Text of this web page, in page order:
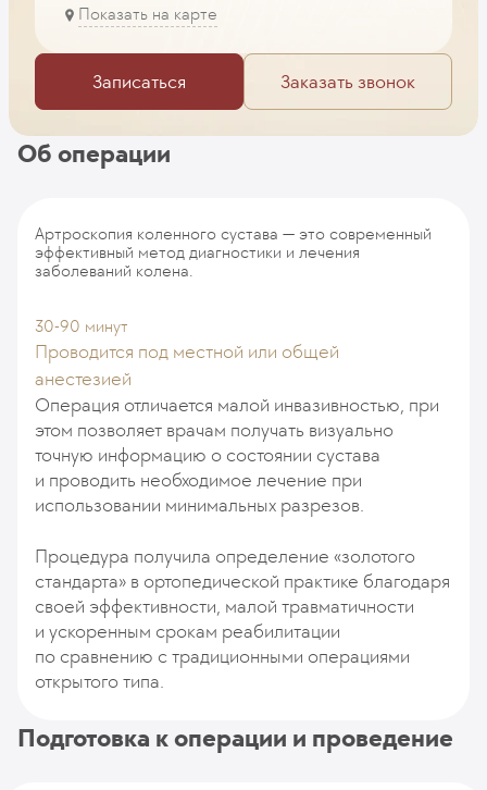
Показать на карте
Записаться Заказать звонок
Об операции
Артроскопия коленного сустава — это современный
эффективный метод диагностики и лечения
заболеваний колена.
30-90 минут
Проводится под местной или общей
анестезией
Операция отличается малой инвазивностью, при
этом позволяет врачам получать визуально
точную информацию о состоянии сустава
и проводить необходимое лечение при
использовании минимальных разрезов.
Процедура получила определение «золотого
стандарта» в ортопедической практике благодаря
своей эффективности, малой травматичности
и ускоренным срокам реабилитации
по сравнению с традиционными операциями
открытого типа.
Подготовка к операции и проведение